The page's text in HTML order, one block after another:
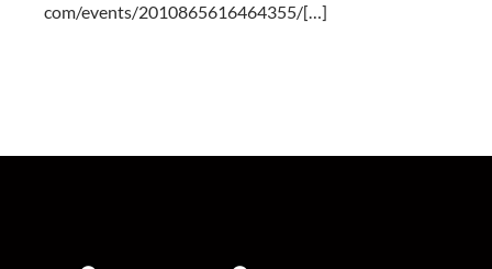
com/events/2010865616464355/[…]